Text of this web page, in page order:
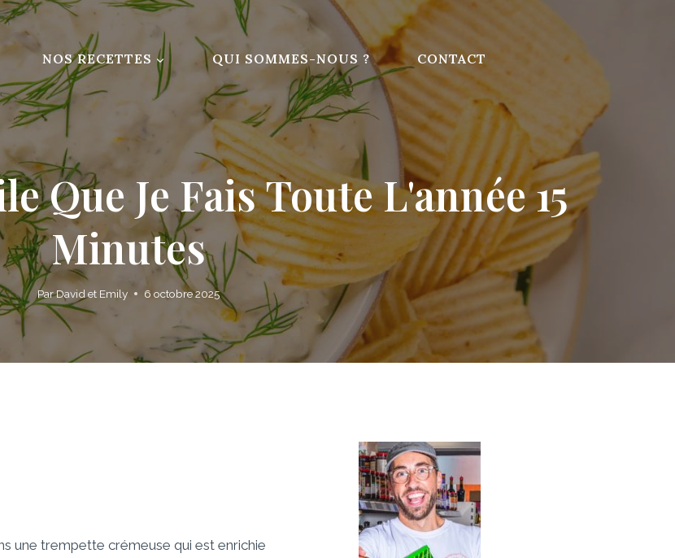
NOS RECETTES QUI SOMMES-NOUS ? CONTACT
Que Je Fais Toute L'année 15
Minutes
ParDavid et Emily 6 octobre 2025
une trempette crémeuse qui est enrichie